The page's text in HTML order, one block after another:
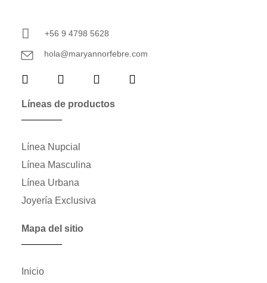
+56 9 4798 5628
hola@maryannorfebre.com
Líneas de productos
Línea Nupcial
Línea Masculina
Línea Urbana
Joyería Exclusiva
Mapa del sitio
Inicio